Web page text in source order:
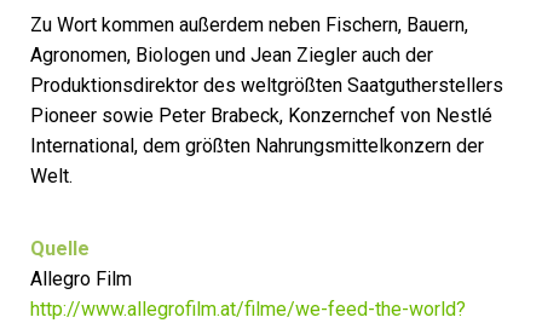
Zu Wort kommen außerdem neben Fischern, Bauern,
Agronomen, Biologen und Jean Ziegler auch der
Produktionsdirektor des weltgrößten Saatgutherstellers
Pioneer sowie Peter Brabeck, Konzernchef von Nestlé
International, dem größten Nahrungsmittelkonzern der
Welt.
Quelle
Allegro Film
http://www.allegrofilm.at/filme/we-feed-the-world?